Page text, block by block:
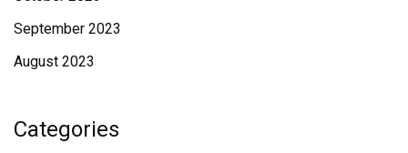
September 2023
August 2023
Categories